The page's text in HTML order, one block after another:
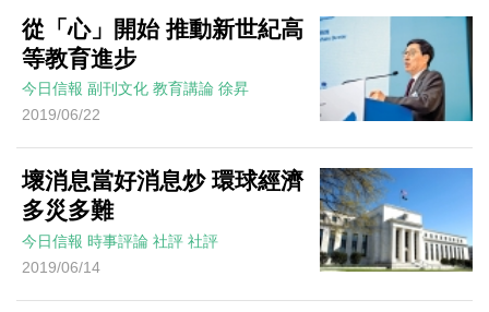
從「心」開始 推動新世紀高
等教育進步
今日信報 副刊文化 教育講論 徐昇
2019/06/22
壞消息當好消息炒 環球經濟
多災多難
今日信報 時事評論 社評 社評
2019/06/14